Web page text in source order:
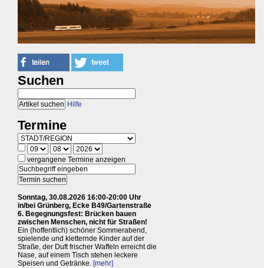
Suchen
Hilfe
Termine
vergangene Termine anzeigen
Sonntag, 30.08.2026 16:00-20:00 Uhr
in/bei Grünberg, Ecke B49/Gartenstraße
6. Begegnungsfest: Brücken bauen
zwischen Menschen, nicht für Straßen!
Ein (hoffentlich) schöner Sommerabend,
spielende und kletternde Kinder auf der
Straße, der Duft frischer Waffeln erreicht die
Nase, auf einem Tisch stehen leckere
Speisen und Getränke. [mehr]